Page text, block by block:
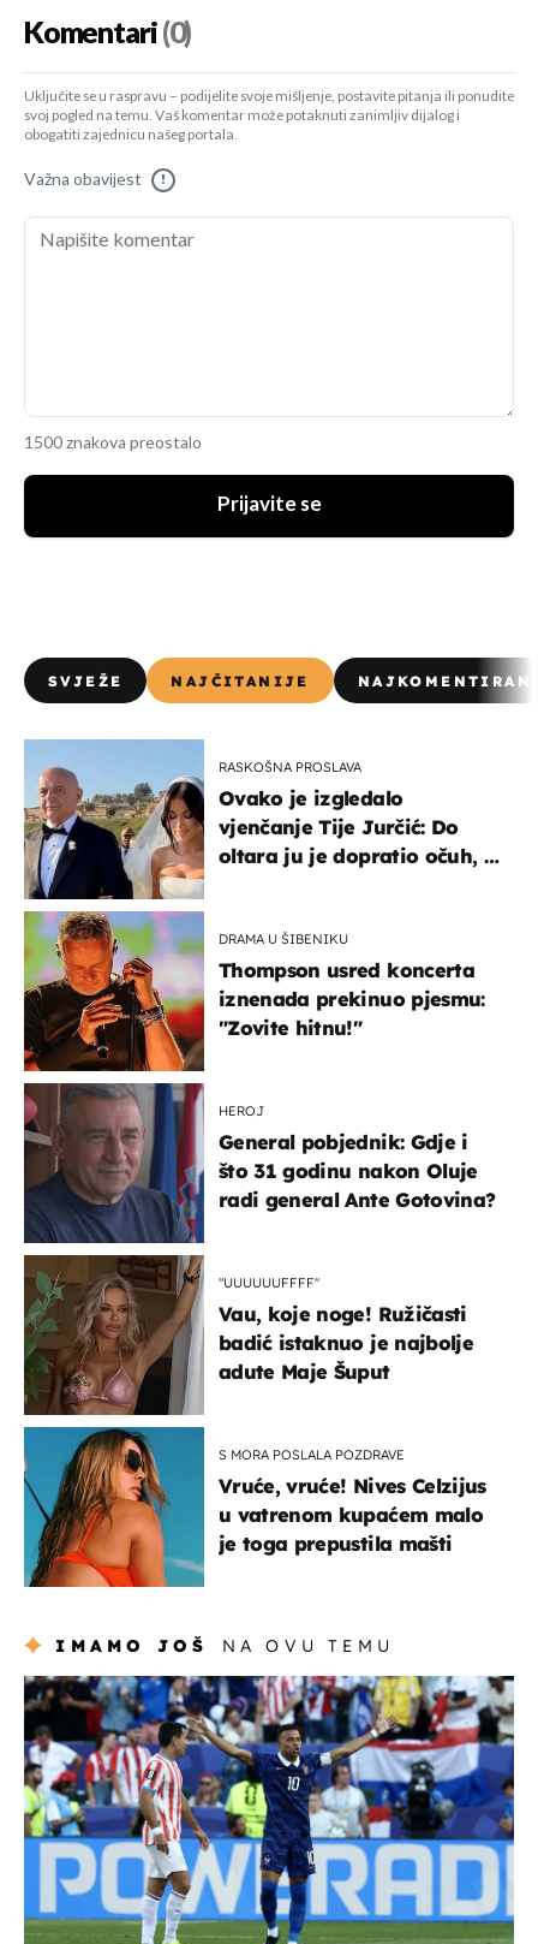
Komentari(0)
Uključite se u raspravu – podijelite svoje mišljenje, postavite pitanja ili ponudite
svoj pogled na temu. Vaš komentar može potaknuti zanimljiv dijalog i
obogatiti zajednicu našeg portala.
Važna obavijest !
1500 znakova preostalo
Prijavite se
SVJEŽE NAJČITANIJE
RASKOŠNA PROSLAVA
Ovako je izgledalo
vjenčanje Tije Jurčić: Do
oltara ju je dopratio očuh, a
DRAMA U ŠIBENIKU
Thompson usred koncerta
iznenada prekinuo pjesmu:
"Zovite hitnu!"
HEROJ
General pobjednik: Gdje i
što 31 godinu nakon Oluje
radi general Ante Gotovina?
"UUUUUUFFFF"
Vau, koje noge! Ružičasti
badić istaknuo je najbolje
adute Maje Šuput
S MORA POSLALA POZDRAVE
Vruće, vruće! Nives Celzijus
u vatrenom kupaćem malo
je toga prepustila mašti
IMAMO JOŠ NA OVU TEMU
svjetsko prvenstvo 2026